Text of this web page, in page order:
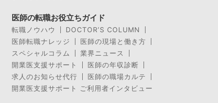
医師の転職お役立ちガイド
転職ノウハウ
DOCTOR’S COLUMN
医師転職ナレッジ
医師の現場と働き方
スペシャルコラム
業界ニュース
開業医支援サポート
医師の年収診断
求人のお知らせ代行
医師の職場カルテ
開業医支援サポート ご利用者インタビュー